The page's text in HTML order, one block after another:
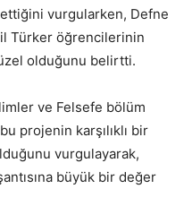
vurgularken, Defne
Türker öğrencilerinin
olduğunu belirtti.
ve Felsefe bölüm
projenin karşılıklı bir
vurgulayarak,
büyük bir değer